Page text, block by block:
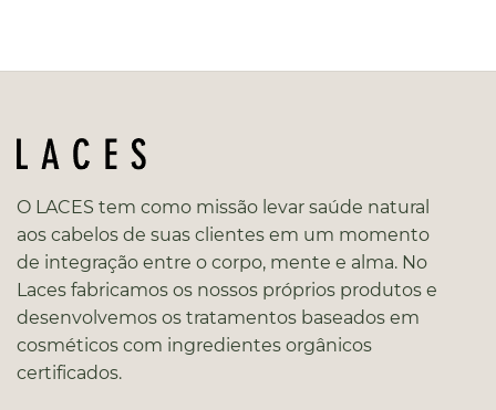
O LACES tem como missão levar saúde natural
aos cabelos de suas clientes em um momento
de integração entre o corpo, mente e alma. No
Laces fabricamos os nossos próprios produtos e
desenvolvemos os tratamentos baseados em
cosméticos com ingredientes orgânicos
certificados.